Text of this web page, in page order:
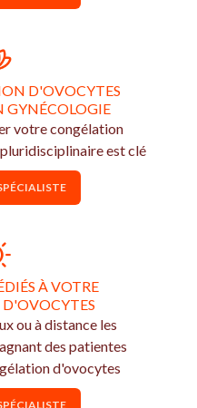
D'OVOCYTES
GYNÉCOLOGIE
votre congélation
est clé
À VOTRE
ou à distance les
des patientes
d'ovocytes